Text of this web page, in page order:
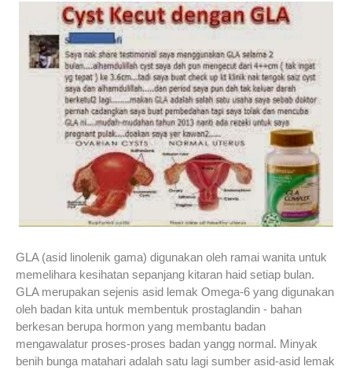
GLA (asid linolenik gama) digunakan oleh ramai wanita untuk
memelihara kesihatan sepanjang kitaran haid setiap bulan.
GLA merupakan sejenis asid lemak Omega-6 yang digunakan
oleh badan kita untuk membentuk prostaglandin - bahan
berkesan berupa hormon yang membantu badan
mengawalatur proses-proses badan yangg normal. Minyak
benih bunga matahari adalah satu lagi sumber asid-asid lemak